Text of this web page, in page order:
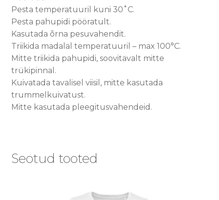
Pesta temperatuuril kuni 30˚C.
Pesta pahupidi pööratult.
Kasutada õrna pesuvahendit.
Triikida madalal temperatuuril – max 100°C.
Mitte triikida pahupidi, soovitavalt mitte
trükipinnal.
Kuivatada tavalisel viisil, mitte kasutada
trummelkuivatust.
Mitte kasutada pleegitusvahendeid.
Seotud tooted